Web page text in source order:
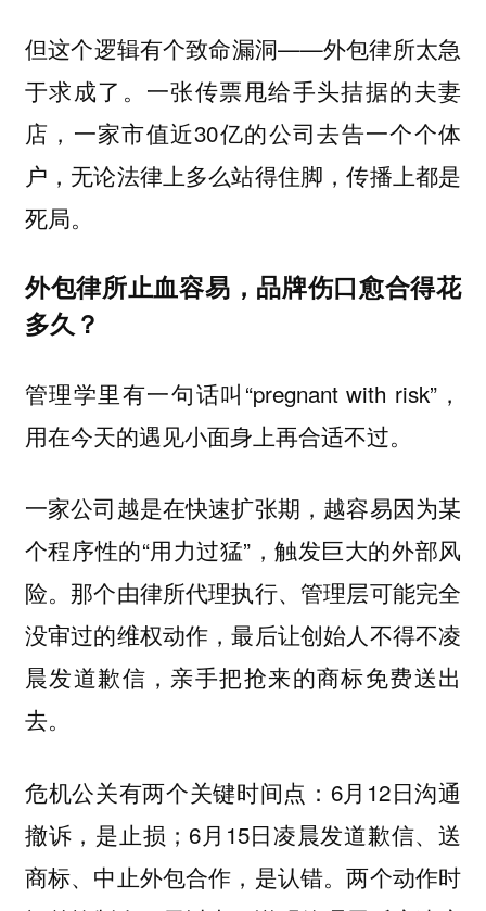
但这个逻辑有个致命漏洞——外包律所太急
于求成了。一张传票甩给手头拮据的夫妻
店，一家市值近30亿的公司去告一个个体
户，无论法律上多么站得住脚，传播上都是
死局。
外包律所止血容易，品牌伤口愈合得花
多久？
管理学里有一句话叫“pregnant with risk”，
用在今天的遇见小面身上再合适不过。
一家公司越是在快速扩张期，越容易因为某
个程序性的“用力过猛”，触发巨大的外部风
险。那个由律所代理执行、管理层可能完全
没审过的维权动作，最后让创始人不得不凌
晨发道歉信，亲手把抢来的商标免费送出
去。
危机公关有两个关键时间点：6月12日沟通
撤诉，是止损；6月15日凌晨发道歉信、送
商标、中止外包合作，是认错。两个动作时